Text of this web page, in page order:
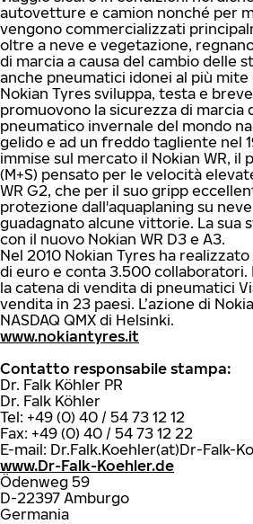
autovetture e camion nonché per
vengono commercializzati
oltre a neve e vegetazione,
di marcia a causa del cambio delle
anche pneumatici idonei al più mite
Nokian Tyres sviluppa, testa e
promuovono la sicurezza di marcia
pneumatico invernale del mondo
gelido e ad un freddo tagliente nel
immise sul mercato il Nokian WR,
(M+S) pensato per le velocità
WR G2, che per il suo gripp
protezione dall'aquaplaning su
guadagnato alcune vittorie. La sua
con il nuovo Nokian WR D3 e A3.
Nel 2010 Nokian Tyres ha
di euro e conta 3.500 collaboratori.
la catena di vendita di pneumatici
vendita in 23 paesi. L’azione di
NASDAQ QMX di Helsinki.
www.nokiantyres.it
Contatto responsabile stampa:
Dr. Falk Köhler PR
Dr. Falk Köhler
Tel: +49 (0) 40 / 54 73 12 12
Fax: +49 (0) 40 / 54 73 12 22
E-mail: Dr.Falk.Koehler(at)Dr-Falk-
www.Dr-Falk-Koehler.de
Ödenweg 59
D-22397 Amburgo
Germania